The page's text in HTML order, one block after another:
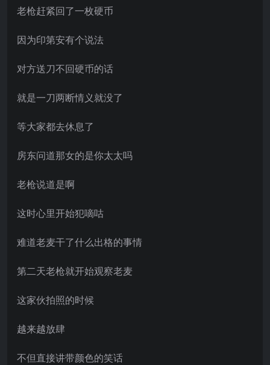
老枪赶紧回了一枚硬币
因为印第安有个说法
对方送刀不回硬币的话
就是一刀两断情义就没了
等大家都去休息了
房东问道那女的是你太太吗
老枪说道是啊
这时心里开始犯嘀咕
难道老麦干了什么出格的事情
第二天老枪就开始观察老麦
这家伙拍照的时候
越来越放肆
不但直接讲带颜色的笑话